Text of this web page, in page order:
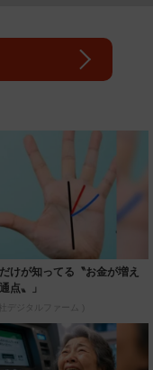
だけが知ってる〝お金が増え
点〟」
デジタルファーム )